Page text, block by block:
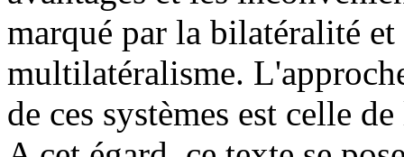
marqué par la bilatéralité
multilatéralisme.
de ces systèmes est celle